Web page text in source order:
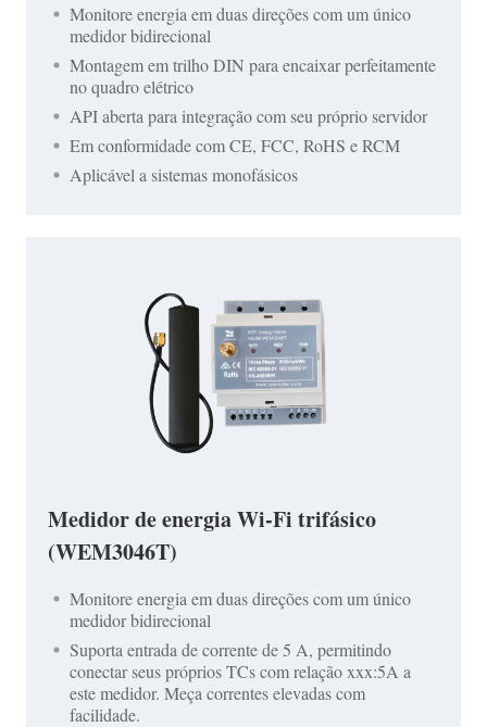
Monitore energia em duas direções com um único
medidor bidirecional
Montagem em trilho DIN para encaixar perfeitamente
no quadro elétrico
API aberta para integração com seu próprio servidor
Em conformidade com CE, FCC, RoHS e RCM
Aplicável a sistemas monofásicos
Medidor de energia Wi-Fi trifásico
(WEM3046T)
Monitore energia em duas direções com um único
medidor bidirecional
Suporta entrada de corrente de 5 A, permitindo
conectar seus próprios TCs com relação xxx:5A a
este medidor. Meça correntes elevadas com
facilidade.